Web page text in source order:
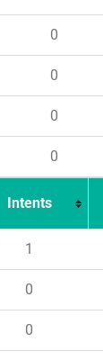
0
0
0
0
Intents
1
0
0